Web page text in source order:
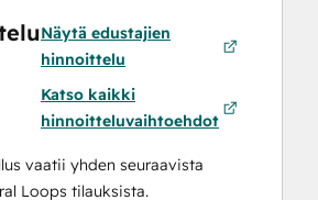
Näytä edustajien
hinnoittelu
Katso kaikki
hinnoitteluvaihtoehdot
vaatii yhden seuraavista
Loops tilauksista.